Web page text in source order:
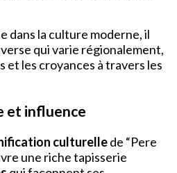
dans la culture moderne, il
qui varie régionalement,
les croyances à travers les
et influence
culturellede “Pere
une riche tapisserie